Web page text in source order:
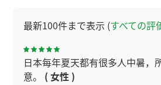
最新100件まで表示 (すべての評
日本每年夏天都有很多人中暑，
意。 ( 女性 )